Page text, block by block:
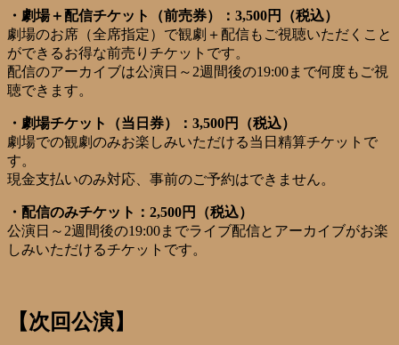
・劇場＋配信チケット（前売券）：3,500円（税込）
劇場のお席（全席指定）で観劇＋配信もご視聴いただくこと
ができるお得な前売りチケットです。
配信のアーカイブは公演日～2週間後の19:00まで何度もご視
聴できます。
・劇場チケット（当日券）：3,500円（税込）
劇場での観劇のみお楽しみいただける当日精算チケットで
す。
現金支払いのみ対応、事前のご予約はできません。
・配信のみチケット：2,500円（税込）
公演日～2週間後の19:00までライブ配信とアーカイブがお楽
しみいただけるチケットです。
【次回公演】